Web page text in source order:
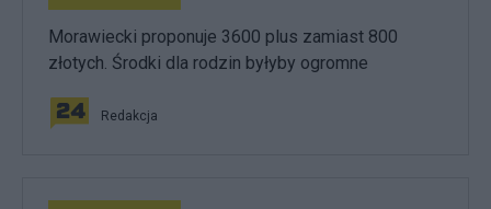
Morawiecki proponuje 3600 plus zamiast 800
złotych. Środki dla rodzin byłyby ogromne
Redakcja